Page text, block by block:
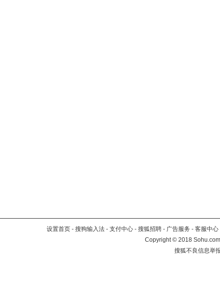
设置首页 - 搜狗输入法 - 支付中心 - 搜狐招聘 - 广告服务 - 客服中心
Copyright©2018
搜狐不良信息举